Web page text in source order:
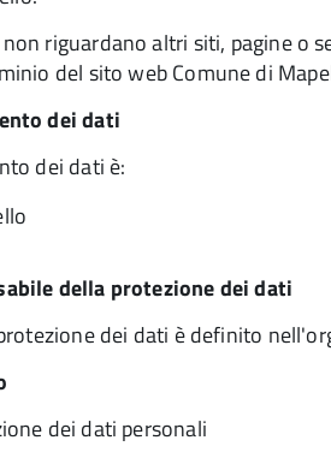
riguardano altri siti, pagine o
del sito web Comune di
dei dati
dei dati è:
della protezione dei dati
dei dati è definito
dei dati personali